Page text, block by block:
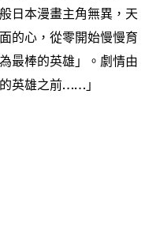
日本漫畫主角無異 ， 天
的心 ， 從零開始慢慢育
最棒的英雄」。劇情由
英雄之前…… 」